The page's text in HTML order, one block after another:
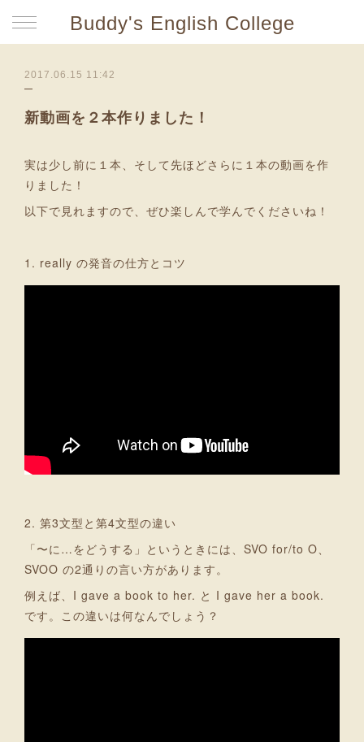
Buddy's English College
2017.06.15 11:42
新動画を２本作りました！
実は少し前に１本、そして先ほどさらに１本の動画を作
りました！
以下で見れますので、ぜひ楽しんで学んでくださいね！
1. really の発音の仕方とコツ
2. 第3文型と第4文型の違い
「〜に…をどうする」というときには、SVO for/to O、
SVOO の2通りの言い方があります。
例えば、I gave a book to her. と I gave her a book.
です。この違いは何なんでしょう？